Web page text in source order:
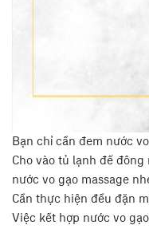
Bạn chỉ cần đem nước
Cho vào tủ lạnh để
nước vo gạo massage
Cần thực hiện đều đặn
Việc kết hợp nước vo